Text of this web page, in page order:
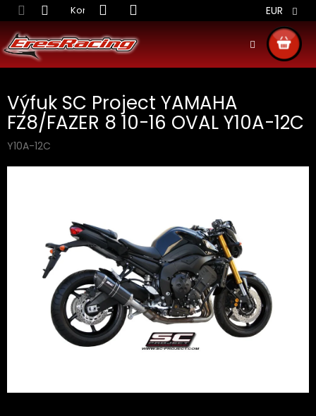
Prejsť
na
obsah
Kontakt Obchodné podmienky Doprava
EUR
KOŠÍK
Výfuk SC Project YAMAHA
FZ8/FAZER 8 10-16 OVAL Y10A-12C
Y10A-12C